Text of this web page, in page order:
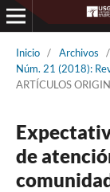
Inicio / Archivos
/
Núm. 21 (2018):
ARTÍCULOS
de